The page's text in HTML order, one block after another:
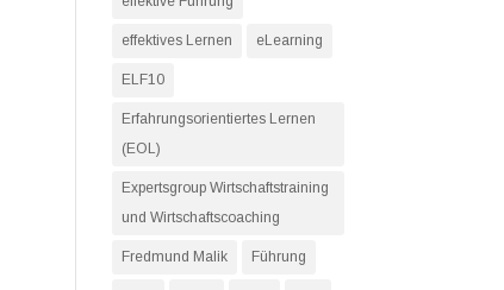
effektives Lernen eLearning
ELF10
Erfahrungsorientiertes Lernen
(EOL)
Expertsgroup Wirtschaftstraining
und Wirtschaftscoaching
Fredmund Malik Führung